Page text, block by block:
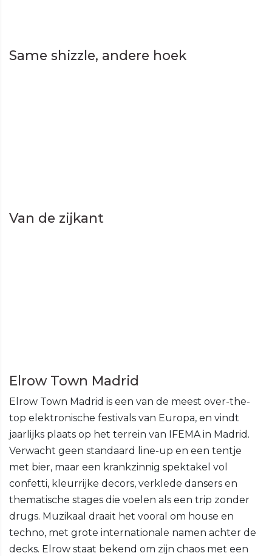
Same shizzle, andere hoek
Van de zijkant
Elrow Town Madrid
Elrow Town Madrid is een van de meest over-the-
top elektronische festivals van Europa, en vindt
jaarlijks plaats op het terrein van IFEMA in Madrid.
Verwacht geen standaard line-up en een tentje
met bier, maar een krankzinnig spektakel vol
confetti, kleurrijke decors, verklede dansers en
thematische stages die voelen als een trip zonder
drugs. Muzikaal draait het vooral om house en
techno, met grote internationale namen achter de
decks. Elrow staat bekend om zijn chaos met een